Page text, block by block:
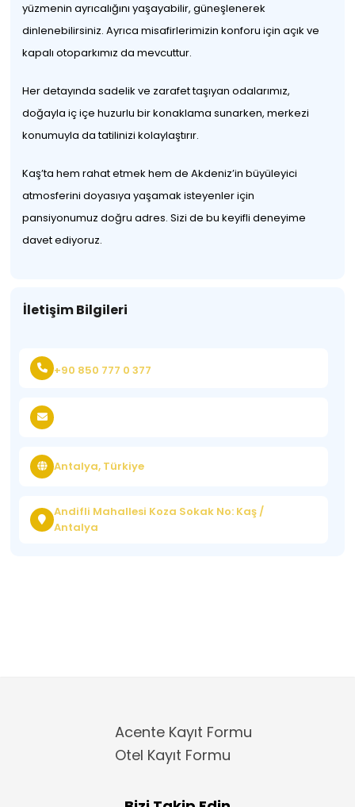
yüzmenin ayrıcalığını yaşayabilir, güneşlenerek
dinlenebilirsiniz. Ayrıca misafirlerimizin konforu için açık ve
kapalı otoparkımız da mevcuttur.
Her detayında sadelik ve zarafet taşıyan odalarımız,
doğayla iç içe huzurlu bir konaklama sunarken, merkezi
konumuyla da tatilinizi kolaylaştırır.
Kaş’ta hem rahat etmek hem de Akdeniz’in büyüleyici
atmosferini doyasıya yaşamak isteyenler için
pansiyonumuz doğru adres. Sizi de bu keyifli deneyime
davet ediyoruz.
İletişim Bilgileri
+90 850 777 0 377
Antalya, Türkiye
Andifli Mahallesi Koza Sokak No: Kaş /
Antalya
Acente Kayıt Formu
Otel Kayıt Formu